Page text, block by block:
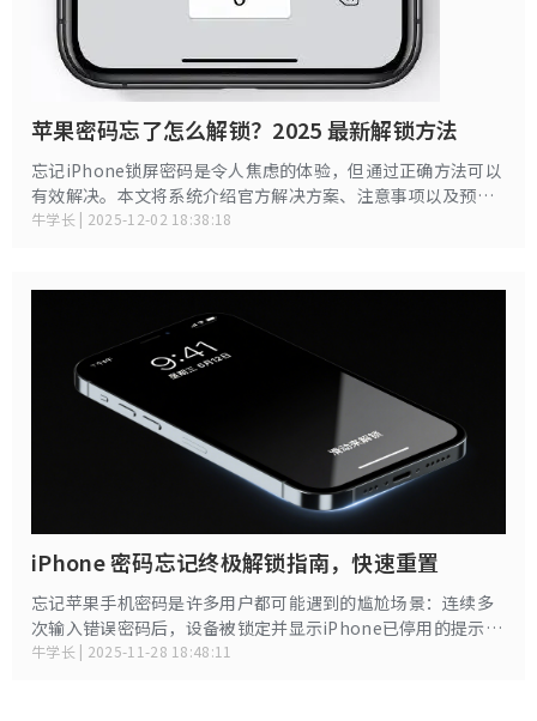
苹果密码忘了怎么解锁？2025 最新解锁方法
忘记iPhone锁屏密码是令人焦虑的体验，但通过正确方法可以
有效解决。本文将系统介绍官方解决方案、注意事项以及预防
措施，帮助您在保护数据安全的前提下重新获得设备访问权
牛学长 | 2025-12-02 18:38:18
iPhone 密码忘记终极解锁指南，快速重置
忘记苹果手机密码是许多用户都可能遇到的尴尬场景：连续多
次输入错误密码后，设备被锁定并显示iPhone已停用的提示，
甚至面临数据丢失风险。本文将系统梳理不同场景下的解锁方
牛学长 | 2025-11-28 18:48:11